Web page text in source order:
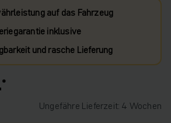
auf das Fahrzeug
inklusive
und rasche Lieferung
Ungefähre Lieferzeit: 4 Wochen